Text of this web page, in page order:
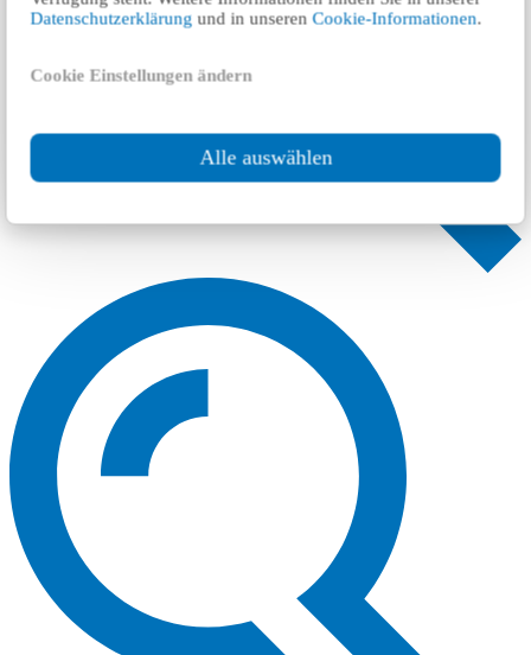
Datenschutzerklärung und in unserenCookie-Informationen.
Cookie Einstellungen ändern
Alle auswählen